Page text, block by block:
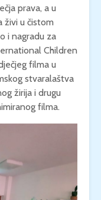
prava, a u
živi u čistom
i nagradu za
Children
filma u
stvaralaštva
žirija i drugu
filma.